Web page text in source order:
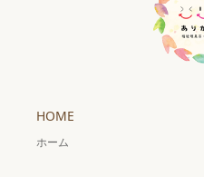
HOME
ホーム